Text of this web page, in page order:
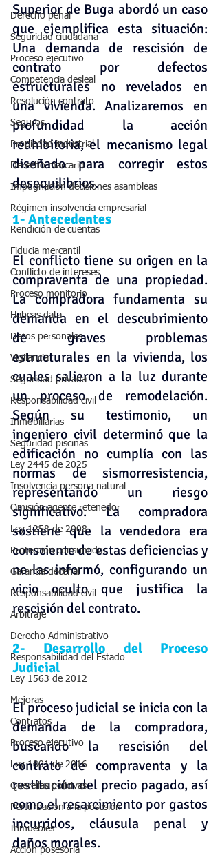
Derecho penal
Seguridad ciudadana
Proceso ejecutivo
Competencia desleal
Resolución contrato
Seguros
Propiedad industrial
Derecho marcario
Impugnación decisiones asambleas
Régimen insolvencia empresarial
Rendición de cuentas
Fiducia mercantil
Conflicto de intereses
Proceso monitorio
Habeas data
Datos personales
Vigilancia
Seguridad privada
Responsabilidad civil
Inmobiliarias
Seguridad piscinas
Ley 2445 de 2025
Insolvencia persona natural
Omisión agente retenedor
Ley 1258 de 2008
Protección consumidor
Garantia decenal
Responsabilidad civil
Arbitraje
Derecho Administrativo
Responsabilidad del Estado
Ley 1563 de 2012
Mejoras
Contratos
Proceso ejecutivo
Ley 1801 de 2016
Querellas policivas
Perturbación a la posesión
Inmuebles
Acción posesoria
Superior de Buga abordó un caso
que ejemplifica esta situación:
Una demanda de rescisión de
contrato por defectos
estructurales no revelados en
una vivienda. Analizaremos en
profundidad la acción
redhibitoria, el mecanismo legal
diseñado para corregir estos
desequilibrios.
1- Antecedentes
El conflicto tiene su origen en la
compraventa de una propiedad.
La compradora fundamenta su
demanda en el descubrimiento
de graves problemas
estructurales en la vivienda, los
cuales salieron a la luz durante
un proceso de remodelación.
Según su testimonio, un
ingeniero civil determinó que la
edificación no cumplía con las
normas de sismorresistencia,
representando un riesgo
significativo. La compradora
sostiene que la vendedora era
consciente de estas deficiencias y
no las informó, configurando un
vicio oculto que justifica la
rescisión del contrato.
2- Desarrollo del Proceso
Judicial
El proceso judicial se inicia con la
demanda de la compradora,
buscando la rescisión del
contrato de compraventa y la
restitución del precio pagado, así
como el resarcimiento por gastos
incurridos, cláusula penal y
daños morales.